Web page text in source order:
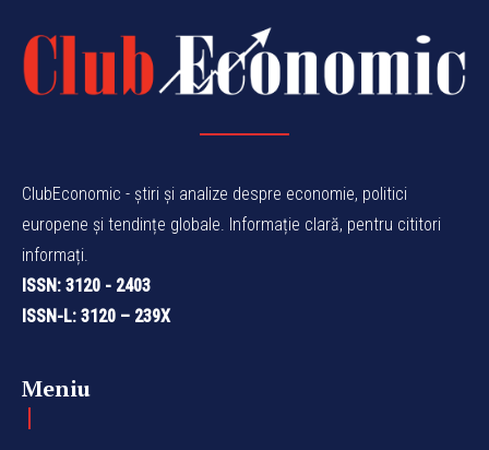
ClubEconomic - știri și analize despre economie, politici
europene și tendințe globale. Informație clară, pentru cititori
informați.
ISSN: 3120 - 2403
ISSN-L: 3120 – 239X
Meniu